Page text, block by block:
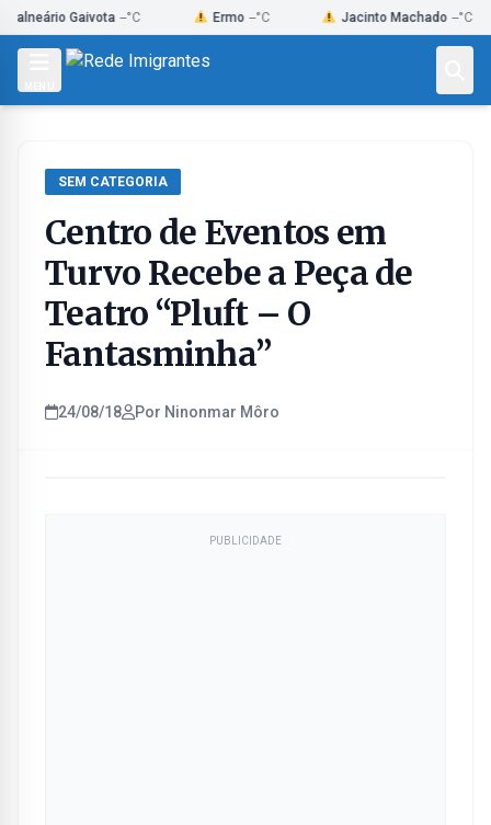
Skip
to
Gaivota --°C Ermo --°C Jacinto Machado --°C
SEM CATEGORIA
Centro de Eventos em
Turvo Recebe a Peça de
Teatro “Pluft – O
Fantasminha”
24/08/18 Por Ninonmar Môro
PUBLICIDADE